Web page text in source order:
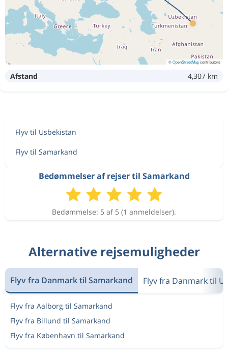
©OpenStreetMapcontributors
Afstand 4,307 km
Flyv til Usbekistan
Flyv til Samarkand
Bedømmelser af rejser til Samarkand
Bedømmelse: 5 af 5 (1 anmeldelser).
Alternative rejsemuligheder
Flyv fra Danmark til Samarkand Flyv fra Danmark til
Flyv fra Aalborg til Samarkand
Flyv fra Billund til Samarkand
Flyv fra København til Samarkand